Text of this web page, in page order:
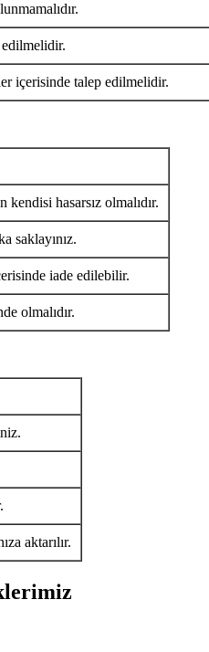
içerisinde talep edilmelidir.
hasarsız olmalıdır.
saklayınız.
iade edilebilir.
olmalıdır.
aktarılır.